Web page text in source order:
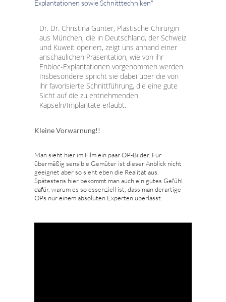
Explantationen sowie Schnitttechniken"
Dr. Dr. Christina Günter, Plastische Chirurgin
aus München, die in Deutschland, der Schweiz
und Kuweit operiert, zeigt uns anhand einer
anschaulichen Präsentation, wie von ihr
Enbloc-Explantationen vorgenommen werden.
Insbesondere spricht sie dabei über die von
ihr favorisierte Schnittführung, die eine gute
Sicht auf die zu entnehmenden
Kapseln/Implantate erlaubt.
Kleine Vorwarnung!!
Man sieht hier im Film ein paar OP-Bilder. Für
übermäßig sensible Gemüter ist dieser Anblick nicht
geeignet aber so sieht eben die Realität aus.
Spätestens hier bekommt man auch ein gutes Gefühl
dafür, warum es so essenziell ist, dass man derartige
OPs nur einem absoluten Experten überlässt.